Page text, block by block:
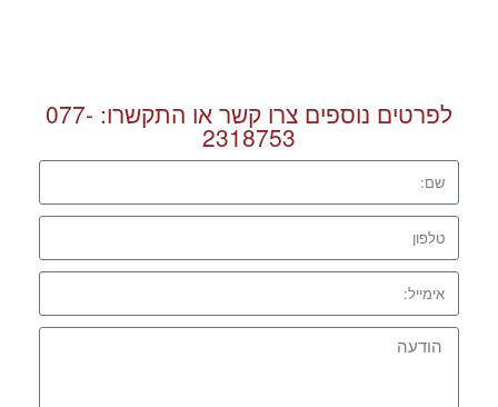
לפרטים נוספים צרו קשר או התקשרו: 077-
2318753